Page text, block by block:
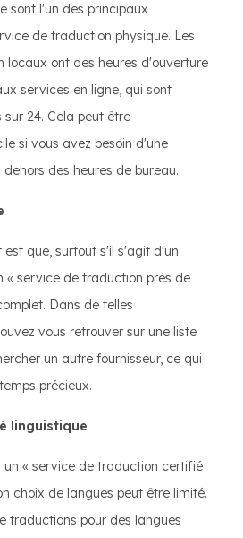
sont l'un des principaux
de traduction physique. Les
locaux ont des heures d'ouverture
services en ligne, qui sont
sur 24. Cela peut être
si vous avez besoin d'une
des heures de bureau.
est que, surtout s'il s'agit d'un
« service de traduction près de
Dans de telles
vous retrouver sur une liste
un autre fournisseur, ce qui
précieux.
linguistique
un « service de traduction certifié
choix de langues peut être limité.
traductions pour des langues